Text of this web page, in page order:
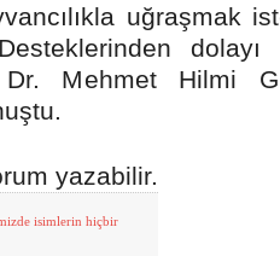
uğraşmak
dolayı
Dr. Mehmet Hilmi
yazabilir.
isimlerin hiçbir